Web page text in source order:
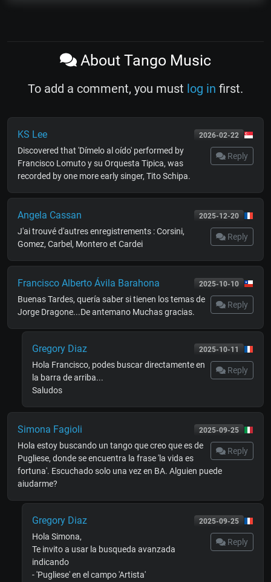
About Tango Music
To add a comment, you must log in first.
2026-02-22
KS Lee
Reply
Discovered that 'Dímelo al oído' performed by
Francisco Lomuto y su Orquesta Tipica, was
recorded by one more early singer, Tito Schipa.
2025-12-20
Angela Cassan
Reply
J'ai trouvé d'autres enregistrements : Corsini,
Gomez, Carbel, Montero et Cardei
2025-10-10
Francisco Alberto Ávila Barahona
Reply
Buenas Tardes, quería saber si tienen los temas de
Jorge Dragone...De antemano Muchas gracias.
2025-10-11
Gregory Diaz
Reply
Hola Francisco, podes buscar directamente en
la barra de arriba...
Saludos
2025-09-25
Simona Fagioli
Reply
Hola estoy buscando un tango que creo que es de
Pugliese, donde se encuentra la frase 'la vida es
fortuna'. Escuchado solo una vez en BA. Alguien puede
aiudarme?
2025-09-25
Gregory Diaz
Reply
Hola Simona,
Te invito a usar la busqueda avanzada
indicando
- 'Pugliese' en el campo 'Artista'